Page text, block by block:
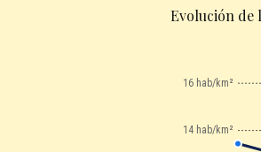
Evolución de
14 hab/km²
16 hab/km²